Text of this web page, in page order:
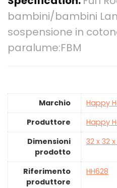
bambini/bambini
sospensione in
paralume:FBM
Marchio
‎Happy
Produttore
‎Happy
Dimensioni
prodotto
‎32 x 32
Riferimento
produttore
‎HH628